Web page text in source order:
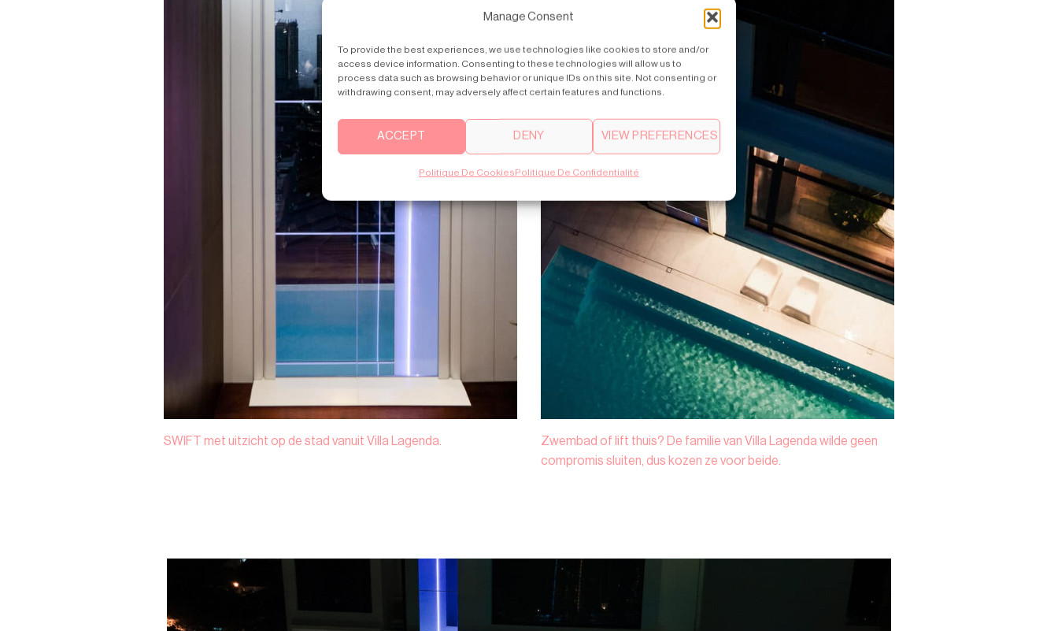
Manage Consent
To provide the best experiences, we use technologies like cookies to store and/or
access device information. Consenting to these technologies will allow us to
process data such as browsing behavior or unique IDs on this site. Not consenting or
withdrawing consent, may adversely affect certain features and functions.
ACCEPT DENY VIEW PREFERENCES
Politique De CookiesPolitique De Confidentialité
SWIFT met uitzicht op de stad vanuit Villa Lagenda.
Zwembad of lift thuis? De familie van Villa Lagenda wilde geen
compromis sluiten, dus kozen ze voor beide.